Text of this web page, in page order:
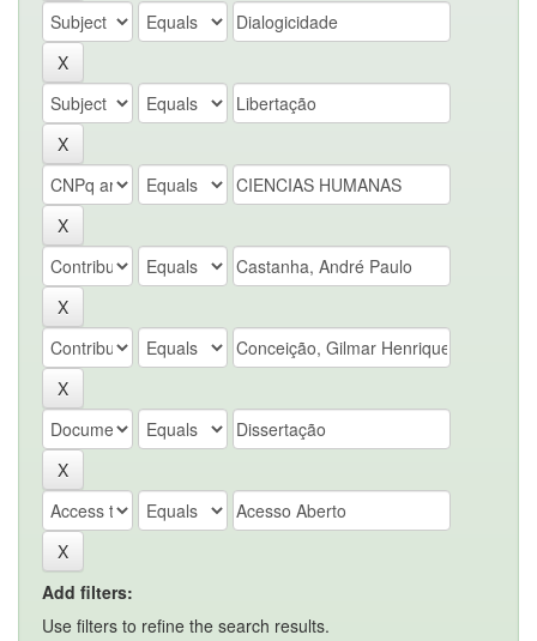
Add filters:
Use filters to refine the search results.